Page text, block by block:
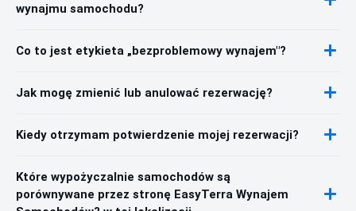
wynajmu samochodu?
Co to jest etykieta „bezproblemowy wynajem"?
Jak mogę zmienić lub anulować rezerwację?
Kiedy otrzymam potwierdzenie mojej rezerwacji?
Które wypożyczalnie samochodów są
porównywane przez stronę EasyTerra Wynajem